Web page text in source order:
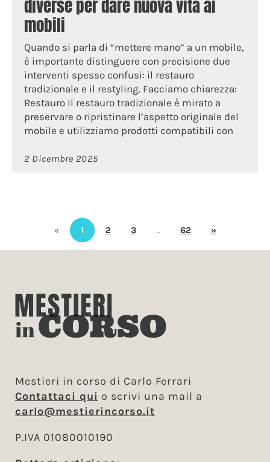
diverse per dare nuova vita ai
mobili
Quando si parla di “mettere mano” a un mobile,
è importante distinguere con precisione due
interventi spesso confusi: il restauro
tradizionale e il restyling. Facciamo chiarezza:
Restauro Il restauro tradizionale è mirato a
preservare o ripristinare l’aspetto originale del
mobile e utilizziamo prodotti compatibili con
2 Dicembre 2025
« 1 2 3 62 »
Mestieri in corso di Carlo Ferrari
Contattaci qui o scrivi una mail a
carlo@mestierincorso.it
P.IVA 01080010190